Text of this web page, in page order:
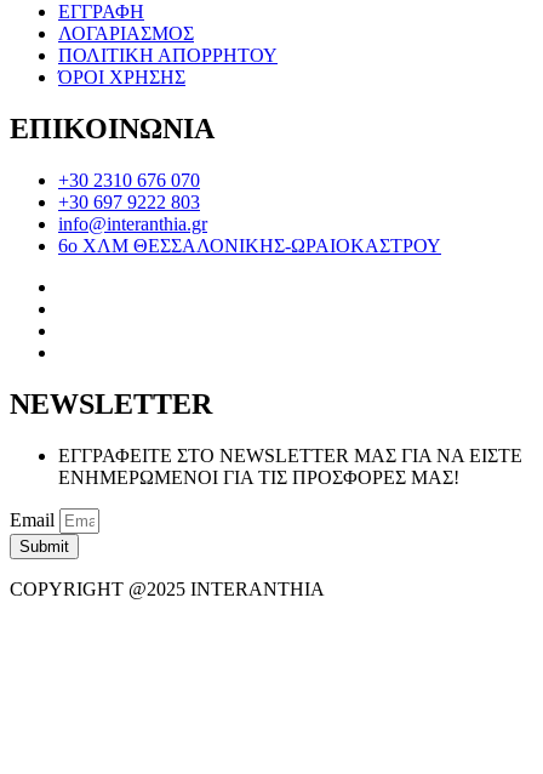
ΕΓΓΡΑΦΗ
ΛΟΓΑΡΙΑΣΜΟΣ
ΠΟΛΙΤΙΚΗ ΑΠΟΡΡΗΤΟΥ
ΌΡΟΙ ΧΡΗΣΗΣ
ΕΠΙΚΟΙΝΩΝΙΑ
+30 2310 676 070
+30 697 9222 803
info@interanthia.gr
6ο ΧΛΜ ΘΕΣΣΑΛΟΝΙΚΗΣ-ΩΡΑΙΟΚΑΣΤΡΟΥ
NEWSLETTER
ΕΓΓΡΑΦΕΙΤΕ ΣΤΟ NEWSLETTER ΜΑΣ ΓΙΑ ΝΑ ΕΙΣΤΕ
ΕΝΗΜΕΡΩΜΕΝΟΙ ΓΙΑ ΤΙΣ ΠΡΟΣΦΟΡΕΣ ΜΑΣ!
Email
Submit
COPYRIGHT @2025 INTERANTHIA